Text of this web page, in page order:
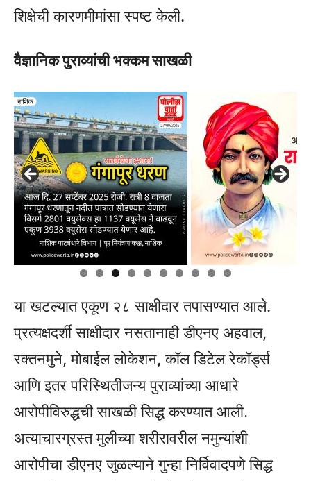
शिक्षेची कारणमीमांसा स्पष्ट केली.
वैज्ञानिक पुराव्यांची भक्कम साखळी
या खटल्यात एकूण २८ साक्षीदार तपासण्यात आले.
प्रत्यक्षदर्शी साक्षीदार नसतानाही डीएनए अहवाल,
रक्तनमुने, मोबाईल लोकेशन, कॉल डिटेल रेकॉर्ड्स
आणि इतर परिस्थितीजन्य पुराव्यांच्या आधारे
आरोपीविरुद्धची साखळी सिद्ध करण्यात आली.
अत्याचारग्रस्त मुलीच्या शरीरावरील नमुन्यांशी
आरोपीचा डीएनए जुळल्याने गुन्हा निर्विवादपणे सिद्ध